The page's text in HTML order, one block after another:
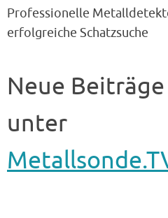
Professionelle
erfolgreiche Schatzsuche
Neue
unter